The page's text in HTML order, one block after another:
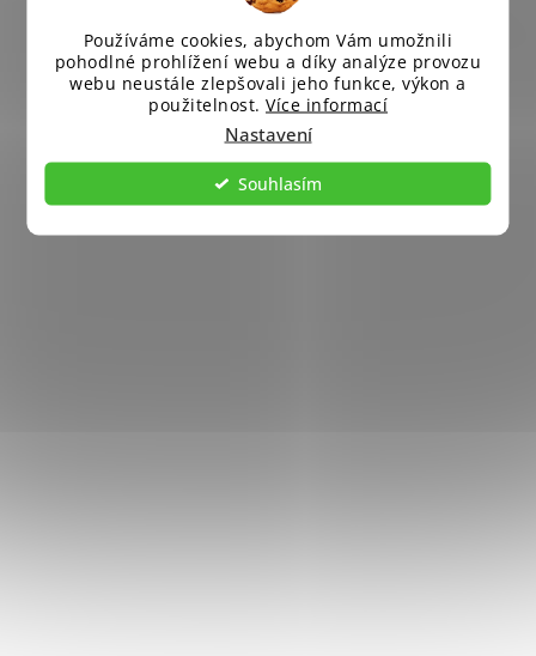
Používáme cookies, abychom Vám umožnili
pohodlné prohlížení webu a díky analýze provozu
webu neustále zlepšovali jeho funkce, výkon a
použitelnost. Více informací
Nastavení
Souhlasím